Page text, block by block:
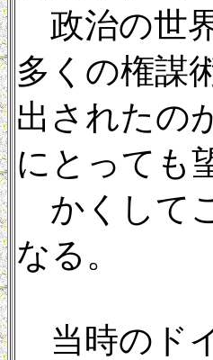
政治の世
多くの権謀
出されたの
にとっても
かくして
なる。
当時のド